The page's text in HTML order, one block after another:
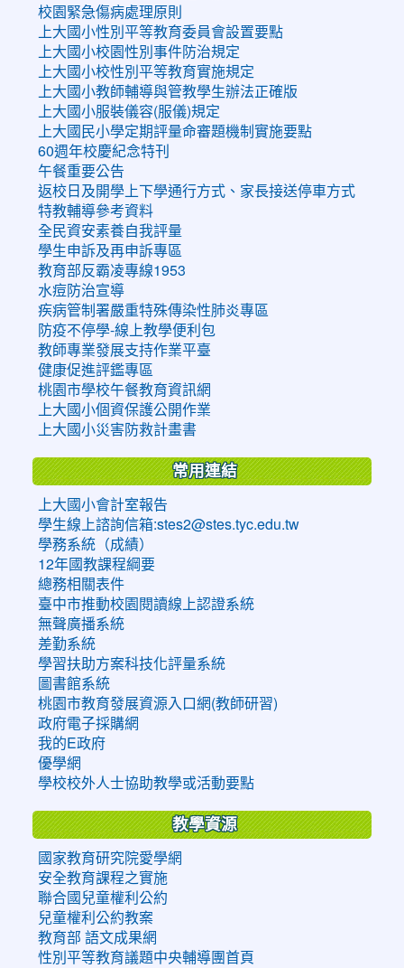
校園緊急傷病處理原則
上大國小性別平等教育委員會設置要點
上大國小校園性別事件防治規定
上大國小校性別平等教育實施規定
上大國小教師輔導與管教學生辦法正確版
上大國小服裝儀容(服儀)規定
上大國民小學定期評量命審題機制實施要點
60週年校慶紀念特刊
午餐重要公告
返校日及開學上下學通行方式、家長接送停車方式
特教輔導參考資料
全民資安素養自我評量
學生申訴及再申訴專區
教育部反霸凌專線1953
水痘防治宣導
疾病管制署嚴重特殊傳染性肺炎專區
防疫不停學-線上教學便利包
教師專業發展支持作業平臺
健康促進評鑑專區
桃園市學校午餐教育資訊網
上大國小個資保護公開作業
上大國小災害防救計畫書
常用連結
上大國小會計室報告
學生線上諮詢信箱:stes2@stes.tyc.edu.tw
學務系統（成績）
12年國教課程綱要
總務相關表件
臺中市推動校園閱讀線上認證系統
無聲廣播系統
差勤系統
學習扶助方案科技化評量系統
圖書館系統
桃園市教育發展資源入口網(教師研習)
政府電子採購網
我的E政府
優學網
學校校外人士協助教學或活動要點
教學資源
國家教育研究院愛學網
安全教育課程之實施
聯合國兒童權利公約
兒童權利公約教案
教育部 語文成果網
性別平等教育議題中央輔導團首頁